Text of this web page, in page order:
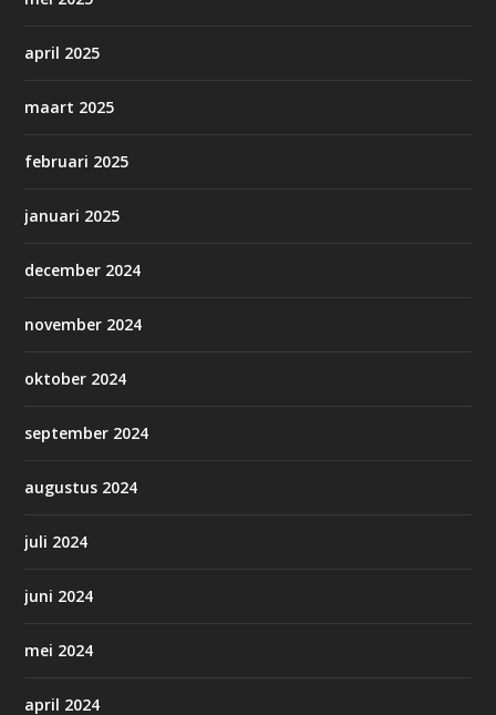
april 2025
maart 2025
februari 2025
januari 2025
december 2024
november 2024
oktober 2024
september 2024
augustus 2024
juli 2024
juni 2024
mei 2024
april 2024